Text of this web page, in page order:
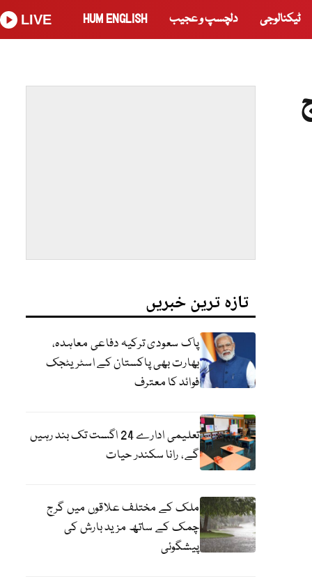
ٹیکنالوجی دلچسپ و عجیب HUM ENGLISH
LIVE
تازہ ترین خبریں
پاک سعودی ترکیہ دفاعی معاہدہ،
بھارت بھی پاکستان کے اسٹریٹجک
فوائد کا معترف
تعلیمی ادارے 24 اگست تک بند رہیں
گے، رانا سکندر حیات
ملک کے مختلف علاقوں میں گرج
چمک کے ساتھ مزید بارش کی
پیشگوئی